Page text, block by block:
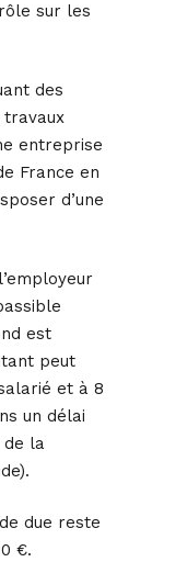
sur les
des
travaux
entreprise
France en
d’une
est
peut
et à 8
un délai
de la
due reste
€.